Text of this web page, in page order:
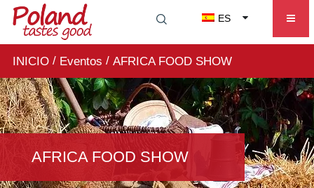
ES
INICIO/ Eventos / AFRICA FOOD SHOW
AFRICA FOOD SHOW